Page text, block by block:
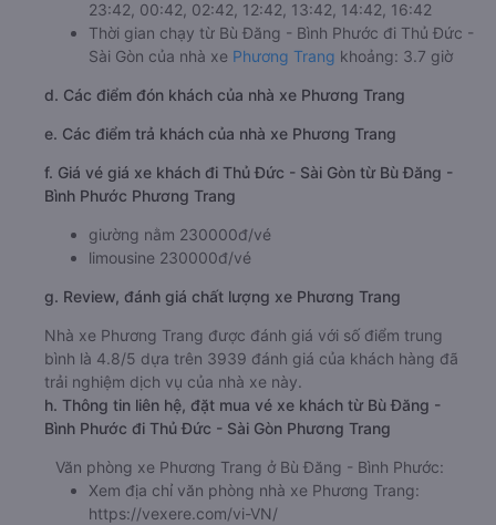
23:42, 00:42, 02:42, 12:42, 13:42, 14:42, 16:42
Thời gian chạy từ Bù Đăng - Bình Phước đi Thủ Đức -
Sài Gòn của nhà xe Phương Trang khoảng: 3.7 giờ
d. Các điểm đón khách của nhà xe Phương Trang
e. Các điểm trả khách của nhà xe Phương Trang
f. Giá vé giá xe khách đi Thủ Đức - Sài Gòn từ Bù Đăng -
Bình Phước Phương Trang
giường nằm 230000đ/vé
limousine 230000đ/vé
g. Review, đánh giá chất lượng xe Phương Trang
Nhà xe Phương Trang được đánh giá với số điểm trung
bình là 4.8/5 dựa trên 3939 đánh giá của khách hàng đã
trải nghiệm dịch vụ của nhà xe này.
h. Thông tin liên hệ, đặt mua vé xe khách từ Bù Đăng -
Bình Phước đi Thủ Đức - Sài Gòn Phương Trang
Văn phòng xe Phương Trang ở Bù Đăng - Bình Phước:
Xem địa chỉ văn phòng nhà xe Phương Trang:
https://vexere.com/vi-VN/